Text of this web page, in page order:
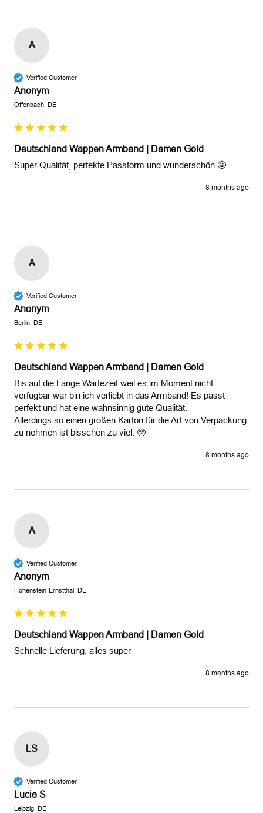
A
Verified Customer
Anonym
Offenbach, DE
Deutschland Wappen Armband | Damen Gold
Super Qualität, perfekte Passform und wunderschön 🤩
8 months ago
A
Verified Customer
Anonym
Berlin, DE
Deutschland Wappen Armband | Damen Gold
Bis auf die Lange Wartezeit weil es im Moment nicht
verfügbar war bin ich verliebt in das Armband! Es passt
perfekt und hat eine wahnsinnig gute Qualität.
Allerdings so einen großen Karton für die Art von Verpackung
zu nehmen ist bisschen zu viel. 🥹
8 months ago
A
Verified Customer
Anonym
Hohenstein-Ernstthal, DE
Deutschland Wappen Armband | Damen Gold
Schnelle Lieferung, alles super
8 months ago
LS
Verified Customer
Lucie S
Leipzig, DE